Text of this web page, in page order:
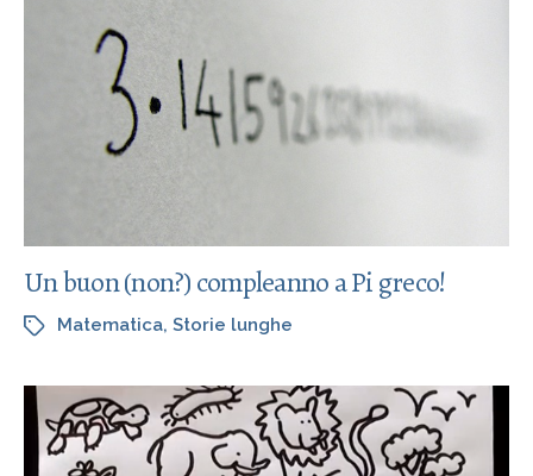
Un buon (non?) compleanno a Pi greco!
Matematica, Storie lunghe